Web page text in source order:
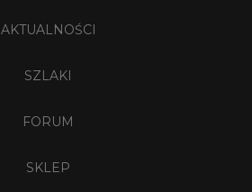
AKTUALNOŚCI
SZLAKI
FORUM
SKLEP